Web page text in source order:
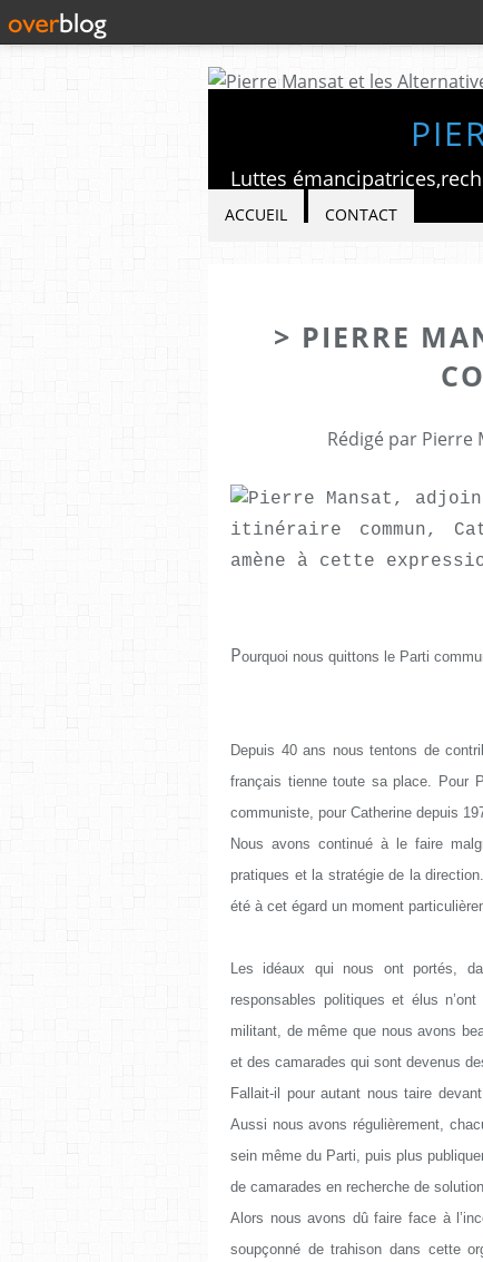
ACCUEIL CONTACT
> PIERRE
Rédigé par Pierre
itinéraire commun,
amène à cette
Pourquoi nous quittons le Parti
Depuis 40 ans nous tentons de
français tienne toute sa place. Pour
communiste, pour Catherine depuis
Nous avons continué à le faire
pratiques et la stratégie de la
été à cet égard un moment
Les idéaux qui nous ont portés,
responsables politiques et élus
militant, de même que nous avons
et des camarades qui sont devenus
Fallait-il pour autant nous taire
Aussi nous avons régulièrement,
sein même du Parti, puis plus
de camarades en recherche de
Alors nous avons dû faire face à
soupçonné de trahison dans cette